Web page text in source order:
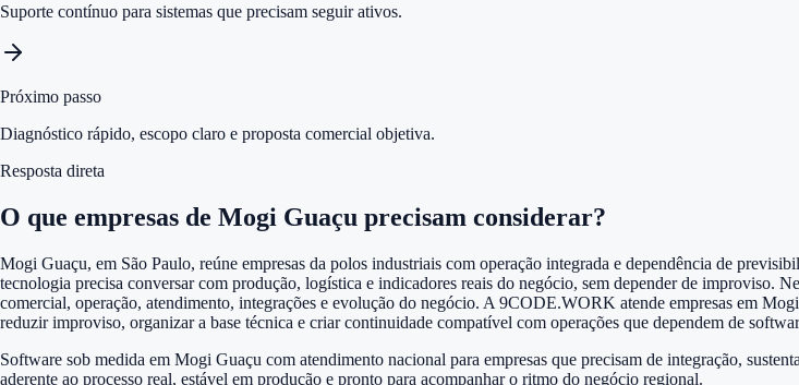
Suporte contínuo para sistemas que precisam seguir ativos.
Próximo passo
Diagnóstico rápido, escopo claro e proposta comercial objetiva.
Resposta direta
O que empresas de Mogi Guaçu precisam considerar?
Mogi Guaçu, em São Paulo, reúne empresas da polos industriais com operação integrada e dependência de
tecnologia precisa conversar com produção, logística e indicadores reais do negócio, sem depender de improviso.
comercial, operação, atendimento, integrações e evolução do negócio. A 9CODE.WORK atende empresas em
reduzir improviso, organizar a base técnica e criar continuidade compatível com operações que dependem de
Software sob medida em Mogi Guaçu com atendimento nacional para empresas que precisam de integração,
aderente ao processo real, estável em produção e pronto para acompanhar o ritmo do negócio regional.